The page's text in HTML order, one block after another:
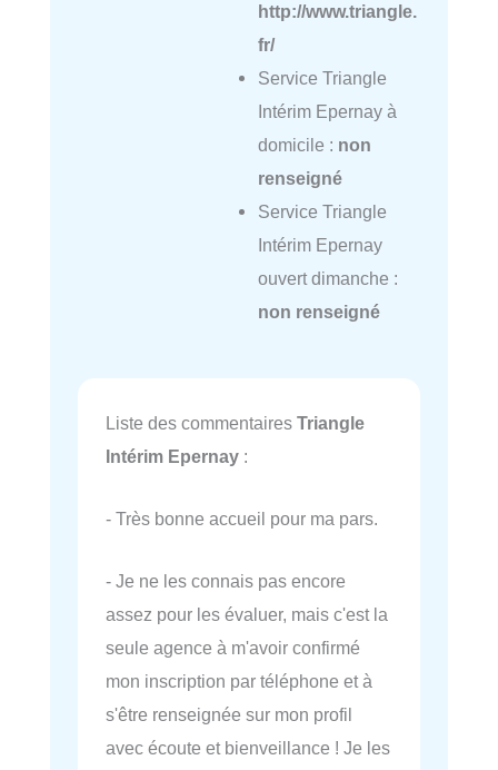
http://www.triangle.
fr/
Service Triangle
Intérim Epernay à
domicile : non
renseigné
Service Triangle
Intérim Epernay
ouvert dimanche :
non renseigné
Liste des commentaires Triangle
Intérim Epernay :
- Très bonne accueil pour ma pars.
- Je ne les connais pas encore
assez pour les évaluer, mais c'est la
seule agence à m'avoir confirmé
mon inscription par téléphone et à
s'être renseignée sur mon profil
avec écoute et bienveillance ! Je les